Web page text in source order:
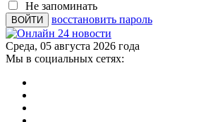
Не запоминать
восстановить пароль
Среда, 05 августа 2026 года
Мы в социальных сетях: